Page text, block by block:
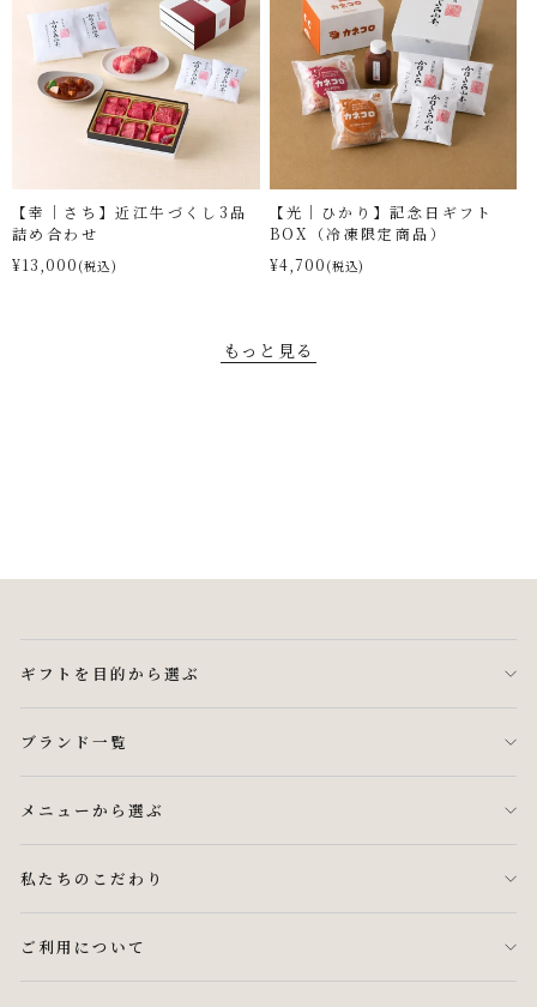
【幸｜さち】近江牛づくし3品
詰め合わせ
¥13,000 (税込)
【光｜ひかり】記念日ギフト
BOX（冷凍限定商品）
¥4,700 (税込)
もっと見る
ギフトを目的から選ぶ
ブランド一覧
メニューから選ぶ
私たちのこだわり
ご利用について